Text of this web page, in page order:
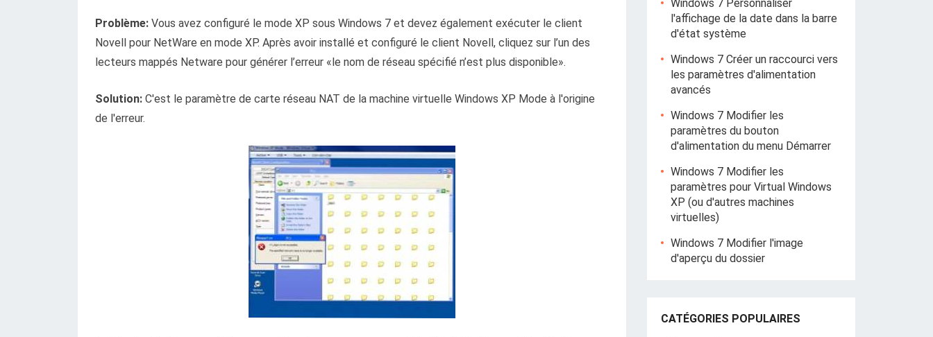
Problème: Vous avez configuré le mode XP sous Windows 7 et devez également exécuter le client
Novell pour NetWare en mode XP. Après avoir installé et configuré le client Novell, cliquez sur l’un des
lecteurs mappés Netware pour générer l’erreur «le nom de réseau spécifié n’est plus disponible».
Solution: C'est le paramètre de carte réseau NAT de la machine virtuelle Windows XP Mode à l'origine
de l'erreur.
Windows 7 Personnaliser
l'affichage de la date dans la barre
d'état système
Windows 7 Créer un raccourci vers
les paramètres d'alimentation
avancés
Windows 7 Modifier les
paramètres du bouton
d'alimentation du menu Démarrer
Windows 7 Modifier les
paramètres pour Virtual Windows
XP (ou d'autres machines
virtuelles)
Windows 7 Modifier l'image
d'aperçu du dossier
CATÉGORIES POPULAIRES